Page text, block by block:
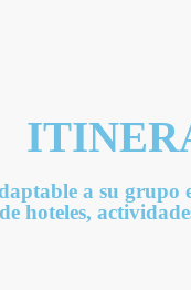
a su grupo
hoteles,